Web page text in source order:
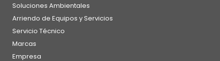
Soluciones Ambientales
Arriendo de Equipos y Servicios
Servicio Técnico
Marcas
Empresa